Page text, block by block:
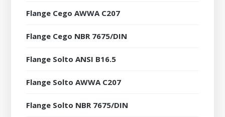
Flange Cego AWWA C207
Flange Cego NBR 7675/DIN
Flange Solto ANSI B16.5
Flange Solto AWWA C207
Flange Solto NBR 7675/DIN